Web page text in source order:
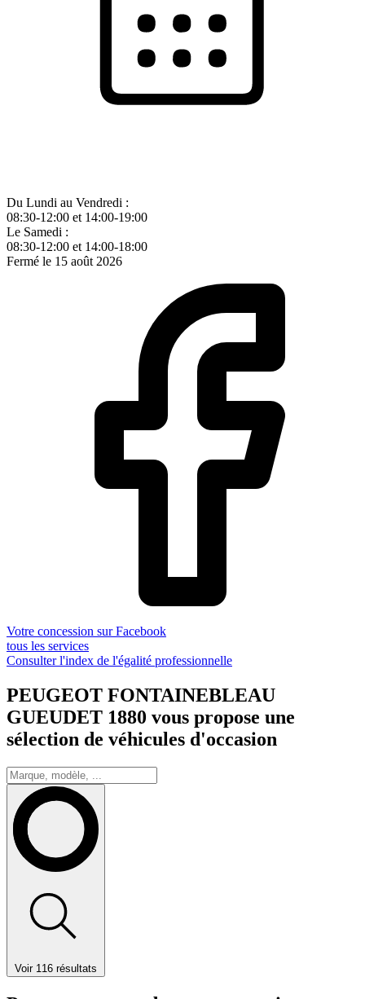
Du Lundi au Vendredi :
08:30-12:00 et 14:00-19:00
Le Samedi :
08:30-12:00 et 14:00-18:00
Fermé le 15 août 2026
Votre concession sur Facebook
tous les services
Consulter l'index de l'égalité professionnelle
PEUGEOT FONTAINEBLEAU
GUEUDET 1880 vous propose une
sélection de véhicules d'occasion
Voir 116 résultats